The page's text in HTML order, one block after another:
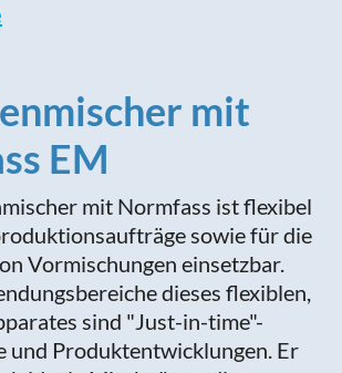
mit
EM
mit Normfass ist flexibel
sowie für die
Vormischungen einsetzbar.
dieses flexiblen,
sind "Just-in-time"-
und Produktentwicklungen. Er